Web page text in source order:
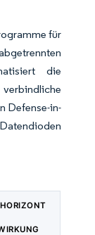
für
die
Defense-in-